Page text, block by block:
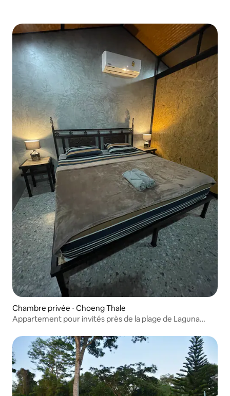
Chambre privée ⋅ Choeng Thale
Appartement pour invités près de la plage de Laguna